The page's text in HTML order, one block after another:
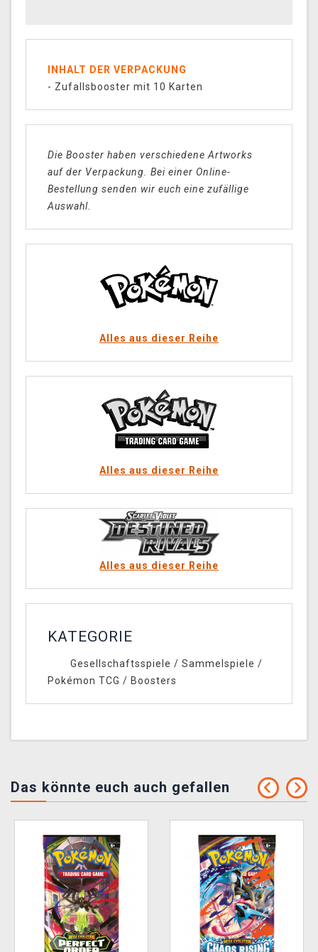
INHALT DER VERPACKUNG
- Zufallsbooster mit 10 Karten
Die Booster haben verschiedene Artworks
auf der Verpackung. Bei einer Online-
Bestellung senden wir euch eine zufällige
Auswahl.
Alles aus dieser Reihe
Alles aus dieser Reihe
Alles aus dieser Reihe
KATEGORIE
Gesellschaftsspiele / Sammelspiele /
Pokémon TCG / Boosters
Das könnte euch auch gefallen